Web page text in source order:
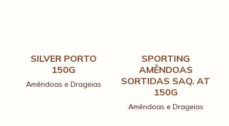
Amêndoas e Drageias
SILVER PORTO
150G
Amêndoas e Drageias
SPORTING
AMÊNDOAS
SORTIDAS SAQ. AT
150G